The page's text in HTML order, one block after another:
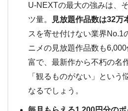
U-NEXTの最大の強みは、
ツ量。
見放題作品数は32万
スを寄せ付けない業界No.1
ニメの見放題作品数も
富で、最新作から不朽の名
「観るものがない」という
なるでしょう。